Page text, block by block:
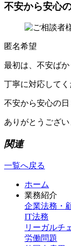
不安から安心
匿名希望
最初は、不安ばか
丁寧に対応してく
不安から安心の日
ありがとうござい
関連
一覧へ戻る
ホーム
業務紹介
企業法務・
IT法務
リーガルチ
労働問題